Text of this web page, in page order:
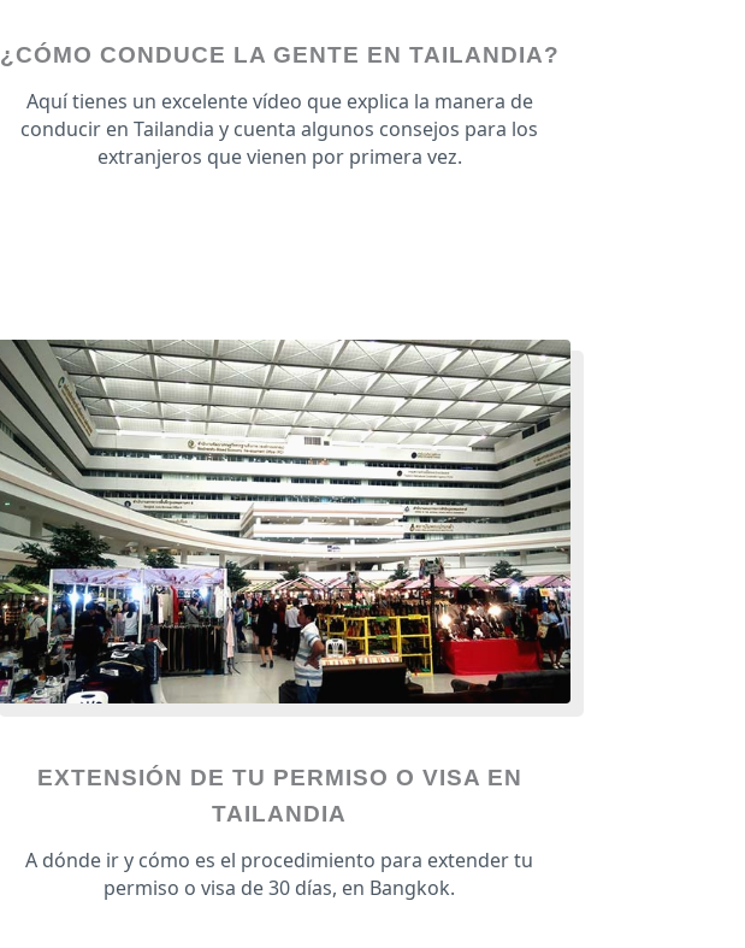
¿CÓMO CONDUCE LA GENTE EN TAILANDIA?
Aquí tienes un excelente vídeo que explica la manera de
conducir en Tailandia y cuenta algunos consejos para los
extranjeros que vienen por primera vez.
EXTENSIÓN DE TU PERMISO O VISA EN
TAILANDIA
A dónde ir y cómo es el procedimiento para extender tu
permiso o visa de 30 días, en Bangkok.